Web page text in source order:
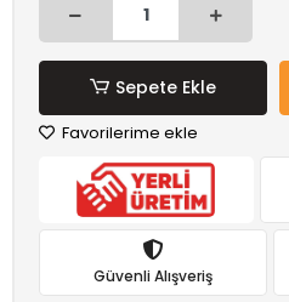
Sepete Ekle
Favorilerime ekle
Güvenli Alışveriş